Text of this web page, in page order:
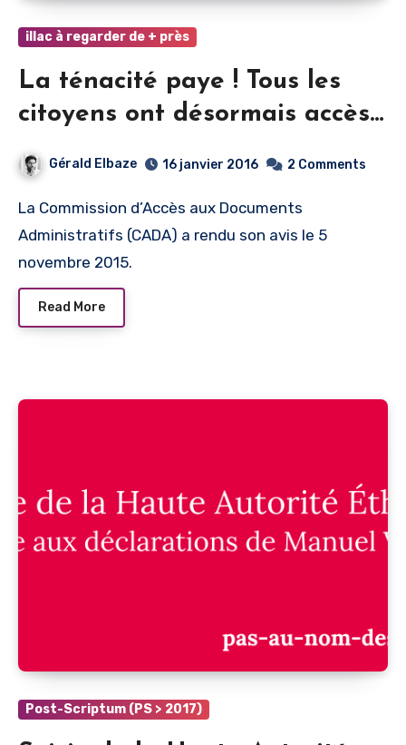
illac à regarder de + près
La ténacité paye ! Tous les
citoyens ont désormais accès
aux documents de la Ville !
Gérald Elbaze 16 janvier 2016 2 Comments
La Commission d’Accès aux Documents
Administratifs (CADA) a rendu son avis le 5
novembre 2015.
Read More
Post-Scriptum (PS > 2017)